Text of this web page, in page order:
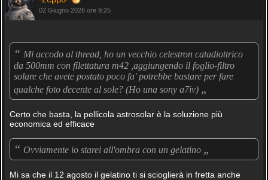
02 Giugno 2026 ore 9:25
“ Mi accodo al thread, ho un vecchio celestron catadiottrico
da 500mm con filettatura m42 ,aggiungendo il foglio-filtro
solare che avete postato poco fa' potrebbe bastare per fare
qualche foto decente al sole? (Ho una sony a7iv) „
Certo che basta, la pellicola astrosolar è la soluzione più
economica ed efficace
“ Ovviamente io starei all'ombra con un gelatino „
Mi sa che il 12 agosto il gelatino ti si scioglierà in fretta anche